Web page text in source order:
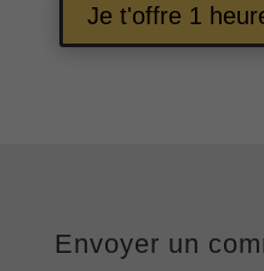
Je t'offre 1
Envoyer un